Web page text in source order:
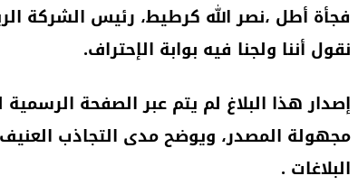
فجأة أطل ،نصر الله كرطيط، رئيس الشركة
نقول أننا ولجنا فيه بوابة الإحتراف.
إصدار هذا البلاغ لم يتم عبر الصفحة
مجهولة المصدر، ويوضح مدى التجاذب
البلاغات .